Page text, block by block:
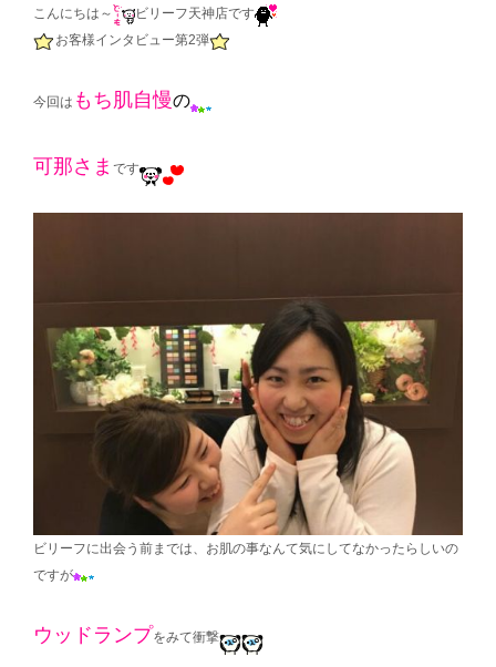
こんにちは～
ビリーフ天神店です
お客様インタビュー第2弾
今回は もち肌自慢の
可那さま です
ビリーフに出会う前までは、お肌の事なんて気にしてなかったらしいの
ですが
ウッドランプをみて衝撃